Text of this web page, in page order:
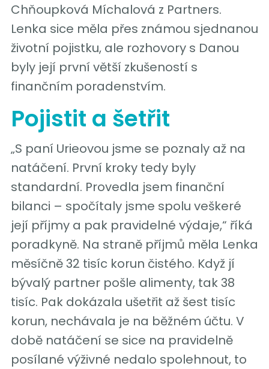
Chňoupková Míchalová z Partners.
Lenka sice měla přes známou sjednanou
životní pojistku, ale rozhovory s Danou
byly její první větší zkušeností s
finančním poradenstvím.
Pojistit a šetřit
„S paní Urieovou jsme se poznaly až na
natáčení. První kroky tedy byly
standardní. Provedla jsem finanční
bilanci – spočítaly jsme spolu veškeré
její příjmy a pak pravidelné výdaje,“ říká
poradkyně. Na straně příjmů měla Lenka
měsíčně 32 tisíc korun čistého. Když jí
bývalý partner pošle alimenty, tak 38
tisíc. Pak dokázala ušetřit až šest tisíc
korun, nechávala je na běžném účtu. V
době natáčení se sice na pravidelně
posílané výživné nedalo spolehnout, to